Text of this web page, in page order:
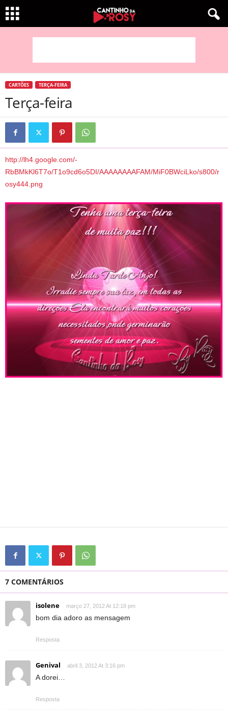
CARTÕES TERÇA-FEIRA
Terça-feira
http://lh4.google.com/-
RbBMkKl6T7o/T1o9cd6o5DI/AAAAAAAAFAM/MiF0BWciLko/s800/r
osy444.png
7 COMENTÁRIOS
isolene março 27, 2012 At 12:18 pm
bom dia adoro as mensagem
Resposta
Genival abril 3, 2012 At 3:16 pm
A dorei…
Resposta